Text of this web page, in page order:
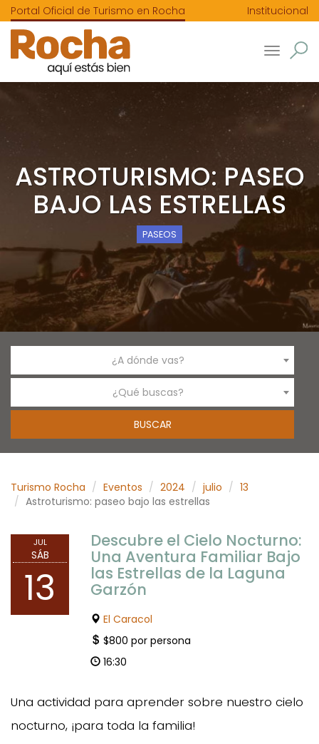
Portal Oficial de Turismo en Rocha Institucional
Toggle
ASTROTURISMO: PASEO
BAJO LAS ESTRELLAS
PASEOS
¿A dónde vas?
¿Qué buscas?
Turismo Rocha Eventos 2024 julio
13
Astroturismo: paseo bajo las estrellas
JUL
SÁB
13
Descubre el Cielo Nocturno:
Una Aventura Familiar Bajo
las Estrellas de la Laguna
Garzón
El Caracol
$800 por persona
16:30
Una actividad para aprender sobre nuestro cielo
nocturno, ¡para toda la familia!